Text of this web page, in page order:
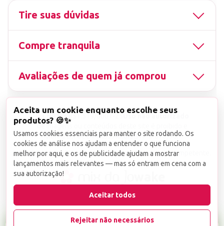
Tire suas dúvidas
Compre tranquila
Avaliações de quem já comprou
▤ CNPJ13.851.519/0001-25
de imagens ou conteúdos deste site é proibido e
viola a Lei de Direitos Autorais nº 9.610/98.
Infrações serão denunciadas diretamente ao órgão competente.
Aceita um cookie enquanto escolhe seus
produtos? 🍪✨
Usamos cookies essenciais para manter o site rodando. Os
cookies de análise nos ajudam a entender o que funciona
melhor por aqui, e os de publicidade ajudam a mostrar
lançamentos mais relevantes — mas só entram em cena com a
sua autorização!
Aceitar todos
Rejeitar não necessários